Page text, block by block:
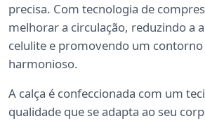
precisa. Com tecnologia de
melhorar a circulação, reduzindo a
celulite e promovendo um
harmonioso.
A calça é confeccionada com um
qualidade que se adapta ao seu